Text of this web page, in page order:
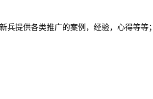
兵提供各类推广的案例，经验，心得等等；